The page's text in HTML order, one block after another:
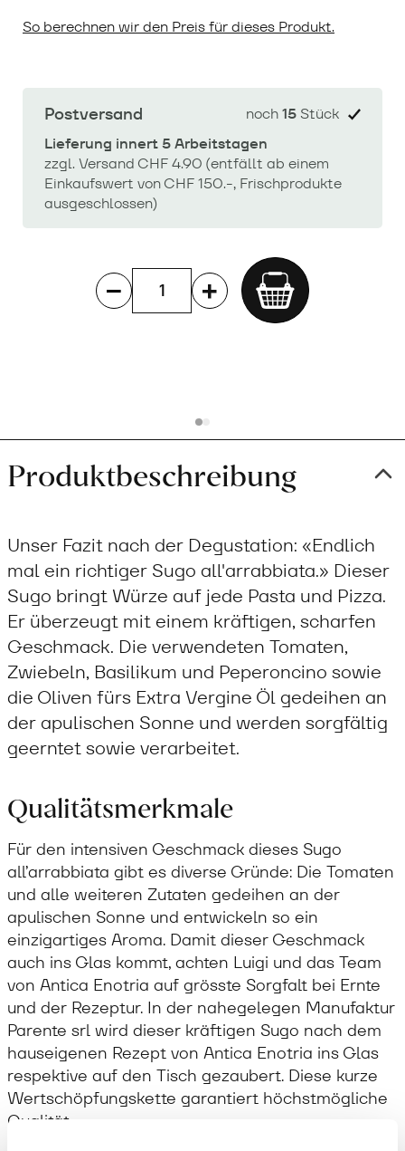
So berechnen wir den Preis für dieses Produkt.
Postversand
Lieferung innert 5 Arbeitstagen
zzgl. Versand CHF 4.90 (entfällt ab einem
Einkaufswert von CHF 150.-, Frischprodukte
ausgeschlossen)
noch15Stück
Add
Produktbeschreibung
Unser Fazit nach der Degustation: «Endlich
mal ein richtiger Sugo all'arrabbiata.» Dieser
Sugo bringt Würze auf jede Pasta und Pizza.
Er überzeugt mit einem kräftigen, scharfen
Geschmack. Die verwendeten Tomaten,
Zwiebeln, Basilikum und Peperoncino sowie
die Oliven fürs Extra Vergine Öl gedeihen an
der apulischen Sonne und werden sorgfältig
geerntet sowie verarbeitet.
Qualitätsmerkmale
Für den intensiven Geschmack dieses Sugo
all’arrabbiata gibt es diverse Gründe: Die Tomaten
und alle weiteren Zutaten gedeihen an der
apulischen Sonne und entwickeln so ein
einzigartiges Aroma. Damit dieser Geschmack
auch ins Glas kommt, achten Luigi und das Team
von Antica Enotria auf grösste Sorgfalt bei Ernte
und der Rezeptur. In der nahegelegen Manufaktur
Parente srl wird dieser kräftigen Sugo nach dem
hauseigenen Rezept von Antica Enotria ins Glas
respektive auf den Tisch gezaubert. Diese kurze
Wertschöpfungskette garantiert höchstmögliche
Qualität.